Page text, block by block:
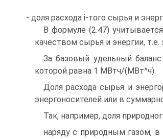
- доля расхода і-того сырья и
В формуле (2.47)
качеством сырья и энергии,
За базовый удельный
которой равна 1 МВтч/(МВт^ч).
Доля расхода сырья и
энергоносителей или в
Так, например, доля
наряду с природным газом,